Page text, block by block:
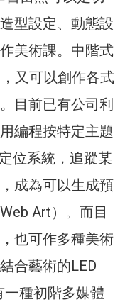
型設定、動態設
美術課。中階式
又可以創作各式
目前已有公司利
編程按特定主題
位系統，追蹤某
成為可以生成預
Art）。而目
也可作多種美術
合藝術的LED
種初階多媒體